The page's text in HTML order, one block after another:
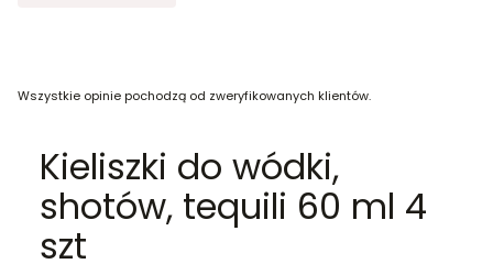
Wszystkie opinie pochodzą od zweryfikowanych klientów.
Kieliszki do wódki,
shotów, tequili 60 ml 4
szt